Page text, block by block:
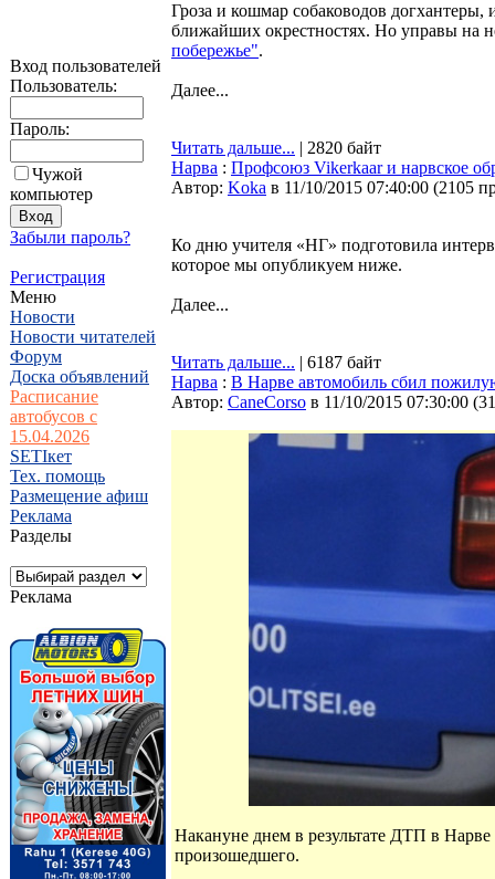
Вход пользователей
Пользователь:
Пароль:
Чужой
компьютер
Забыли пароль?
Регистрация
Меню
Новости
Новости читателей
Форум
Доска объявлений
Расписание
автобусов с
15.04.2026
SETIкет
Тех. помощь
Размещение афиш
Реклама
Разделы
Реклама
Гроза и кошмар собаководов
ближайших окрестностях. Но управы на
побережье".
Далее...
Читать дальше... | 2820 байт
Нарва : Профсоюз Vikerkaar и нарвское
Автор: Koka в 11/10/2015 07:40:00 (2105
Ко дню учителя «НГ» подготовила
которое мы опубликуем ниже.
Далее...
Читать дальше... | 6187 байт
Нарва : В Нарве автомобиль сбил
Автор: CaneCorso в 11/10/2015 07:30:00 (
Накануне днем в результате ДТП в
произошедшего.